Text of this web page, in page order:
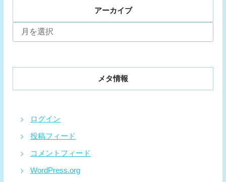
アーカイブ
ー
メタ情報
ログイン
投稿フィード
コメントフィード
WordPress.org